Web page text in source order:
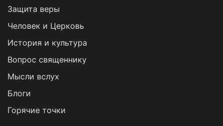
Защита веры
Человек и Церковь
История и культура
Вопрос священнику
Мысли вслух
Блоги
Горячие точки